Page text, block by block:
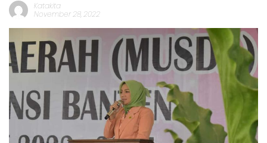
Katakita
November 28, 2022